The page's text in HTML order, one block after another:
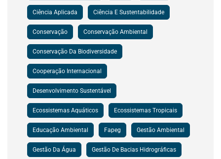
Ciência Aplicada Ciência E Sustentabilidade
Conservação Conservação Ambiental
Conservação Da Biodiversidade
Cooperação Internacional
Desenvolvimento Sustentável
Ecossistemas Aquáticos Ecossistemas Tropicais
Educação Ambiental Fapeg Gestão Ambiental
Gestão Da Água Gestão De Bacias Hidrográficas